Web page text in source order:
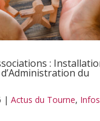
:
du
| Actus du Tourne, Infos